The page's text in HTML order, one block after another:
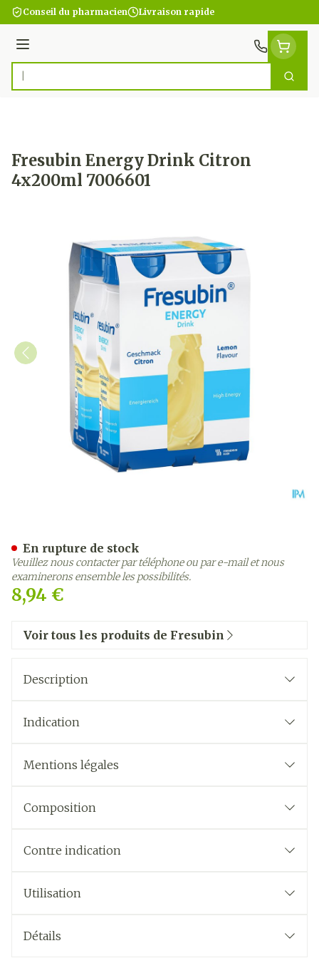
Aller au contenu
Conseil du pharmacien Livraison rapide
Menu
Rechercher
Fresubin Energy Drink Citron
4x200ml 7006601
8,94 €
En rupture de stock
Veuillez nous contacter par téléphone ou par e-mail et nous
examinerons ensemble les possibilités.
Voir tous les produits de Fresubin
Description
Indication
Mentions légales
Composition
Contre indication
Utilisation
Détails